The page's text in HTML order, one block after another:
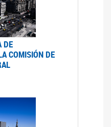
DE
COMISIÓN DE